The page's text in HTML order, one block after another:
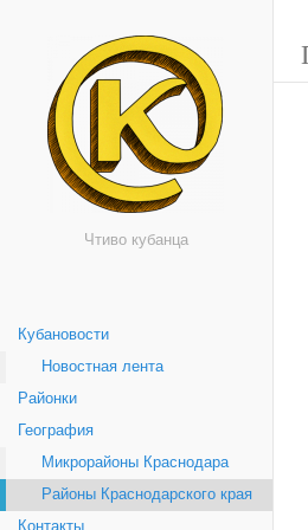
Чтиво кубанца
Кубановости
Новостная лента
Районки
География
Микрорайоны Краснодара
Районы Краснодарского края
Контакты